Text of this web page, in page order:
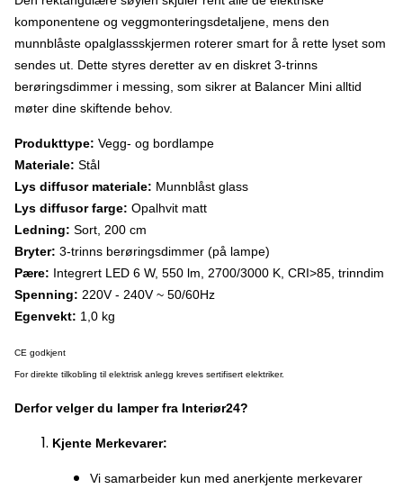
komponentene og veggmonteringsdetaljene, mens den
munnblåste opalglassskjermen roterer smart for å rette lyset som
sendes ut. Dette styres deretter av en diskret 3-trinns
berøringsdimmer i messing, som sikrer at Balancer Mini alltid
møter dine skiftende behov.
Produkttype: Vegg- og bordlampe
Materiale: Stål
Lys diffusor materiale: Munnblåst glass
Lys diffusor farge: Opalhvit matt
Ledning: Sort, 200 cm
Bryter: 3-trinns berøringsdimmer (på lampe)
Pære: Integrert LED 6 W, 550 lm, 2700/3000 K, CRI>85, trinndim
Spenning: 220V - 240V ~ 50/60Hz
Egenvekt: 1,0 kg
CE godkjent
For direkte tilkobling til elektrisk anlegg kreves sertifisert elektriker.
Derfor velger du lamper fra Interiør24?
Kjente Merkevarer:
Vi samarbeider kun med anerkjente merkevarer